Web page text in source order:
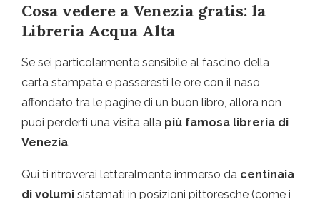
Cosa vedere a Venezia gratis: la
Libreria Acqua Alta
Se sei particolarmente sensibile al fascino della
carta stampata e passeresti le ore con il naso
affondato tra le pagine di un buon libro, allora non
puoi perderti una visita alla più famosa libreria di
Venezia.
Qui ti ritroverai letteralmente immerso da centinaia
di volumi sistemati in posizioni pittoresche (come i